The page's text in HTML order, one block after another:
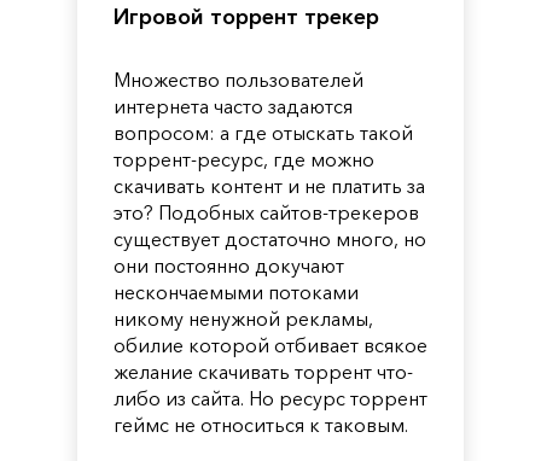
Игровой торрент трекер
Множество пользователей
интернета часто задаются
вопросом: а где отыскать такой
торрент-ресурс, где можно
скачивать контент и не платить за
это? Подобных сайтов-трекеров
существует достаточно много, но
они постоянно докучают
нескончаемыми потоками
никому ненужной рекламы,
обилие которой отбивает всякое
желание скачивать торрент что-
либо из сайта. Но ресурс торрент
геймс не относиться к таковым.